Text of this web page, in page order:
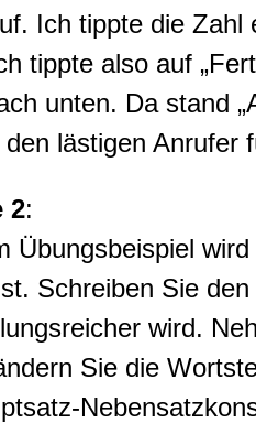
Ich tippte die
tippte also auf
unten. Da stand
lästigen Anrufer
2:
Übungsbeispiel
Schreiben Sie
wird.
Sie die